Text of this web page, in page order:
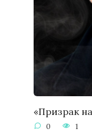
«Призрак
0 1